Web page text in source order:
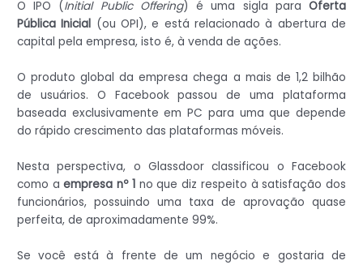
O IPO (Initial Public Offering) é uma sigla para Oferta
Pública Inicial (ou OPI), e está relacionado à abertura de
capital pela empresa, isto é, à venda de ações.
O produto global da empresa chega a mais de 1,2 bilhão
de usuários. O Facebook passou de uma plataforma
baseada exclusivamente em PC para uma que depende
do rápido crescimento das plataformas móveis.
Nesta perspectiva, o Glassdoor classificou o Facebook
como aempresa nº 1no que diz respeito à satisfação dos
funcionários, possuindo uma taxa de aprovação quase
perfeita, de aproximadamente 99%.
Se você está à frente de um negócio e gostaria de